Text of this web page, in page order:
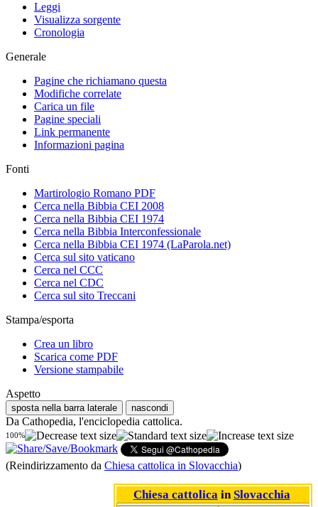
Leggi
Visualizza sorgente
Cronologia
Generale
Pagine che richiamano questa
Modifiche correlate
Carica un file
Pagine speciali
Link permanente
Informazioni pagina
Fonti
Martirologio Romano PDF
Cerca nella Bibbia CEI 2008
Cerca nella Bibbia CEI 1974
Cerca nella Bibbia Interconfessionale
Cerca nella Bibbia CEI 1974 (LaParola.net)
Cerca sul sito vaticano
Cerca nel CCC
Cerca nel CDC
Cerca sul sito Treccani
Stampa/esporta
Crea un libro
Scarica come PDF
Versione stampabile
Aspetto
sposta nella barra laterale nascondi
Da Cathopedia, l'enciclopedia cattolica.
100%
(Reindirizzamento da Chiesa cattolica in Slovacchia)
Chiesa cattolica in Slovacchia